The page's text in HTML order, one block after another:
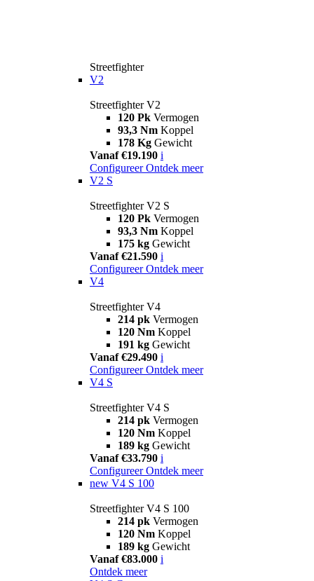
Streetfighter
V2
Streetfighter V2
120 Pk Vermogen
93,3 Nm Koppel
178 Kg Gewicht
Vanaf €19.190 i
Configureer Ontdek meer
V2 S
Streetfighter V2 S
120 Pk Vermogen
93,3 Nm Koppel
175 kg Gewicht
Vanaf €21.590 i
Configureer Ontdek meer
V4
Streetfighter V4
214 pk Vermogen
120 Nm Koppel
191 kg Gewicht
Vanaf €29.490 i
Configureer Ontdek meer
V4 S
Streetfighter V4 S
214 pk Vermogen
120 Nm Koppel
189 kg Gewicht
Vanaf €33.790 i
Configureer Ontdek meer
new V4 S 100
Streetfighter V4 S 100
214 pk Vermogen
120 Nm Koppel
189 kg Gewicht
Vanaf €83.000 i
Ontdek meer